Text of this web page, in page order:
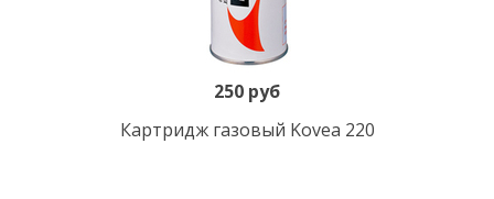
250 руб
Картридж газовый Kovea 220